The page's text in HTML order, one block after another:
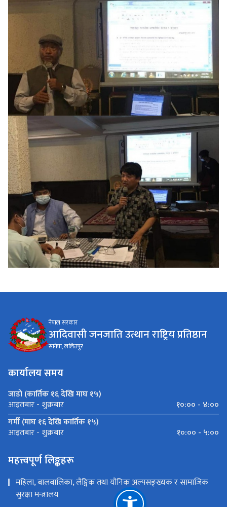
नेपाल सरकार
आदिवासी जनजाति उत्थान राष्ट्रिय प्रतिष्ठान
सानेपा, ललितपुर
कार्यालय समय
जाडो (कार्तिक १६ देखि माघ १५)
आइतबार - शुक्रबार
१०:०० - ४:००
गर्मी (माघ १६ देखि कार्तिक १५)
आइतबार - शुक्रबार १०:०० - ५:००
महत्त्वपूर्ण लिङ्कहरू
महिला, बालबालिका, लैङ्गिक तथा यौनिक अल्पसङ्ख्यक र सामाजिक
सुरक्षा मन्त्रालय